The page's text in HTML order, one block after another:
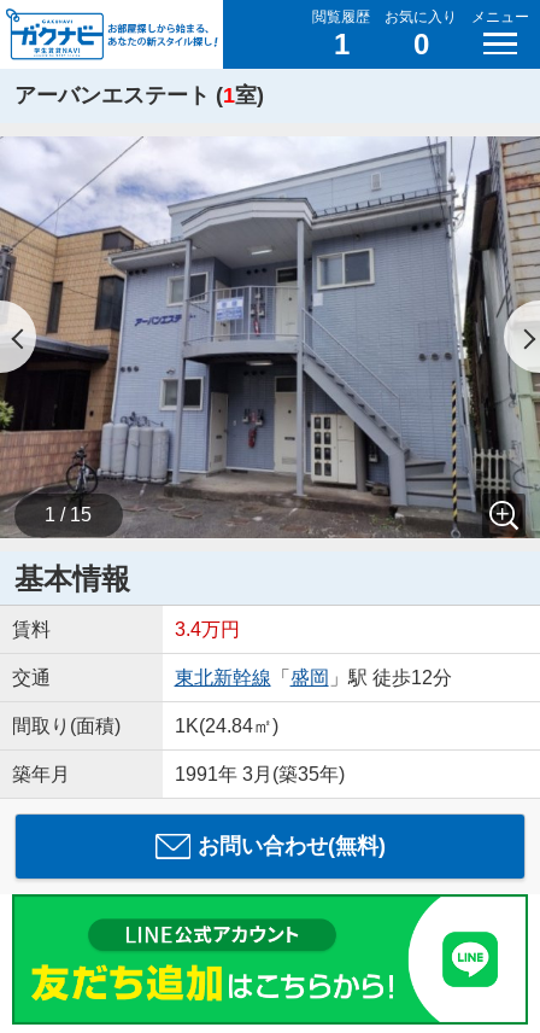
閲覧履歴
1
お気に入り
0
メニュー
アーバンエステート (1室)
1 / 15
基本情報
賃料 3.4万円
交通 東北新幹線 「 盛岡 」駅 徒歩12分
間取り(面積) 1K(24.84㎡)
築年月 1991年 3月(築35年)
お問い合わせ(無料)